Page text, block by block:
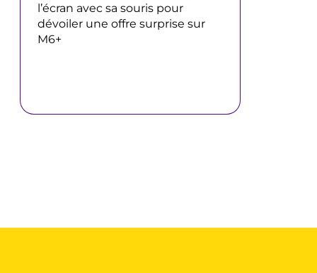
l’écran avec sa souris pour
dévoiler une offre surprise sur
M6+